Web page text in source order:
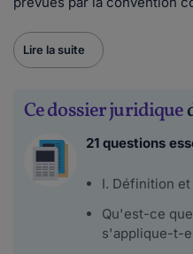
Lire la suite
Ce dossier juridique
21 questions
I. Définition
Qu'est-ce
s'applique-t-